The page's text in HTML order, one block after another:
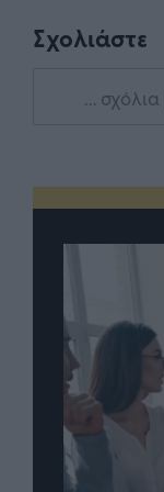
Σχολιάστε
... σχόλια